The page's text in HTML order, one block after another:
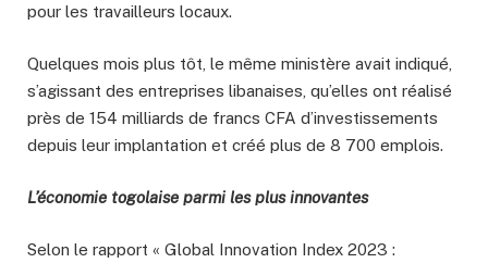
pour les travailleurs locaux.
Quelques mois plus tôt, le même ministère avait indiqué,
s’agissant des entreprises libanaises, qu’elles ont réalisé
près de 154 milliards de francs CFA d’investissements
depuis leur implantation et créé plus de 8 700 emplois.
L’économie togolaise parmi les plus innovantes
Selon le rapport « Global Innovation Index 2023 :